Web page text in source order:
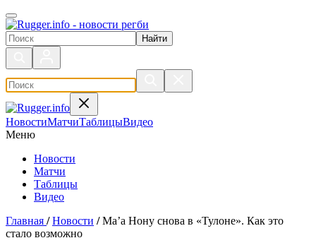
Поиск по сайту
НовостиМатчиТаблицыВидео
Меню
Новости
Матчи
Таблицы
Видео
Главная / Новости / Ма’а Нону снова в «Тулоне». Как это
стало возможно